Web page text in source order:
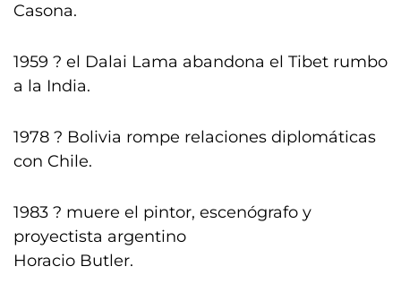
Casona.
1959 ? el Dalai Lama abandona el Tibet rumbo
a la India.
1978 ? Bolivia rompe relaciones diplomáticas
con Chile.
1983 ? muere el pintor, escenógrafo y
proyectista argentino
Horacio Butler.